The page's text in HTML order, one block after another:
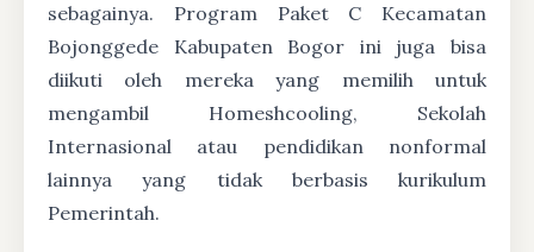
sebagainya. Program Paket C Kecamatan
Bojonggede Kabupaten Bogor ini juga bisa
diikuti oleh mereka yang memilih untuk
mengambil Homeshcooling, Sekolah
Internasional atau pendidikan nonformal
lainnya yang tidak berbasis kurikulum
Pemerintah.